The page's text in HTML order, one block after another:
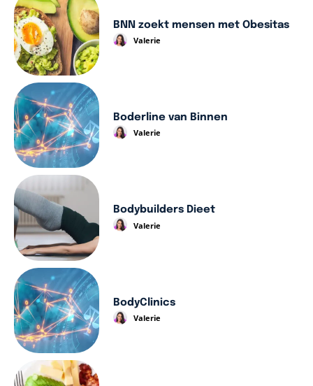
BNN zoekt mensen met Obesitas
Valerie
Boderline van Binnen
Valerie
Bodybuilders Dieet
Valerie
BodyClinics
Valerie